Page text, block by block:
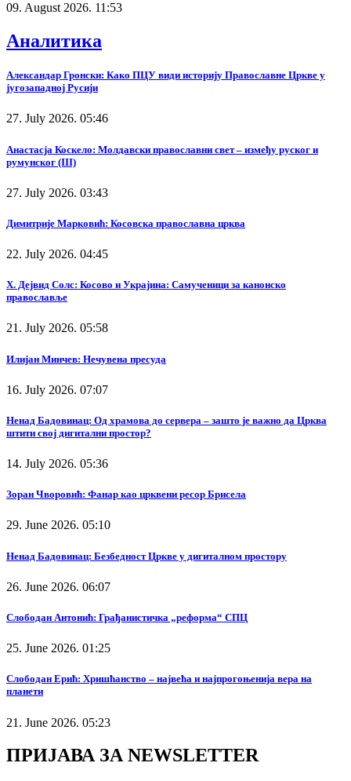
09. August 2026. 11:53
Аналитика
Александар Гронски: Како ПЦУ види историју Православне Цркве у
југозападној Русији
27. July 2026. 05:46
Анастасја Коскело: Молдавски православни свет – између руског и
румунског (III)
27. July 2026. 03:43
Димитрије Марковић: Косовска православна црква
22. July 2026. 04:45
Х. Дејвид Солс: Косово и Украјина: Самученици за канонско
православље
21. July 2026. 05:58
Илијан Минчев: Нечувена пресуда
16. July 2026. 07:07
Ненад Бадовинац: Од храмова до сервера – зашто је важно да Црква
штити свој дигитални простор?
14. July 2026. 05:36
Зоран Чворовић: Фанар као црквени ресор Брисела
29. June 2026. 05:10
Ненад Бадовинац: Безбедност Цркве у дигиталном простору
26. June 2026. 06:07
Слободан Антонић: Грађанистичка „реформа“ СПЦ
25. June 2026. 01:25
Слободан Ерић: Хришћанство – највећа и најпрогоњенија вера на
планети
21. June 2026. 05:23
ПРИЈАВА ЗА NEWSLETTER